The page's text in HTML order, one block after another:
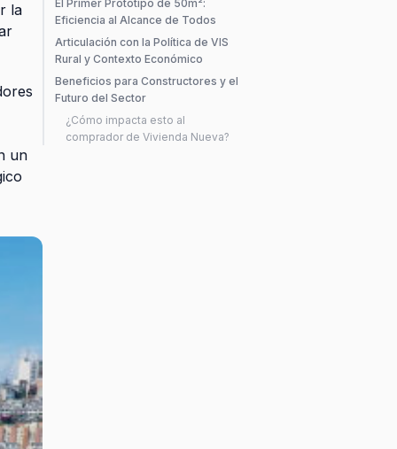
la
un
El Primer Prototipo de 50m²:
Eficiencia al Alcance de Todos
Articulación con la Política de VIS
Rural y Contexto Económico
Beneficios para Constructores y el
Futuro del Sector
¿Cómo impacta esto al
comprador de Vivienda Nueva?